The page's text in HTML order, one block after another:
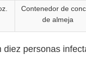
Contenedor de
de almeja
personas